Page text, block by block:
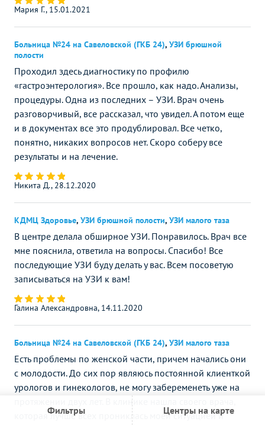
Фильтры Центры на карте
Мария Г., 15.01.2021
Больница №24 на Савеловской (ГКБ 24), УЗИ брюшной
полости
Проходил здесь диагностику по профилю
«гастроэнтерология». Все прошло, как надо. Анализы,
процедуры. Одна из последних – УЗИ. Врач очень
разговорчивый, все рассказал, что увидел. А потом еще
и в документах все это продублировал. Все четко,
понятно, никаких вопросов нет. Скоро соберу все
результаты и на лечение.
Никита Д., 28.12.2020
КДМЦ Здоровье, УЗИ брюшной полости, УЗИ малого таза
В центре делала обширное УЗИ. Понравилось. Врач все
мне пояснила, ответила на вопросы. Спасибо! Все
последующие УЗИ буду делать у вас. Всем посоветую
записываться на УЗИ к вам!
Галина Александровна, 14.11.2020
Больница №24 на Савеловской (ГКБ 24), УЗИ малого таза
Есть проблемы по женской части, причем начались они
с молодости. До сих пор являюсь постоянной клиенткой
урологов и гинекологов, не могу забеременеть уже на
протяжении двух лет. В клинике нашла своего врача,
которая лучше всех прониклась моей ситуацией и